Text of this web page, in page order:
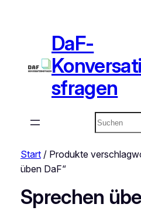
DaF-
sfragen
Suchen
Start/ Produkte
üben DaF“
Sprechen